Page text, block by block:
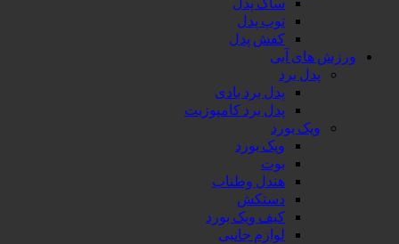
توپ پدل
کفش پدل
ورزش های آبی
پدل برد
پدل برد بادی
پدل برد کامپوزیت
ویک بورد
ویک بورد
بوت
هندل وطناب
دستکش
کیف ویک بورد
لوازم جانبی